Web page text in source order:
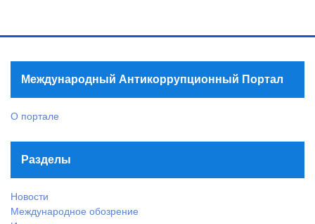
Международный Антикоррупционный Портал
О портале
Разделы
Новости
Международное обозрение